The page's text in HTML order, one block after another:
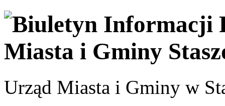
Urząd Miasta i Gminy w